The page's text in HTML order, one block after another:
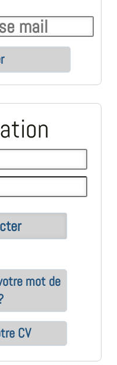
mot de
CV